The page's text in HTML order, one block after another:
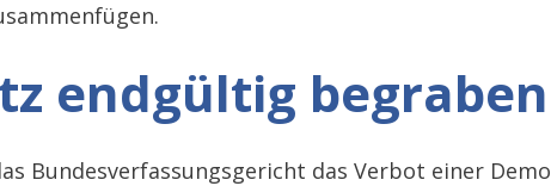
endgültig begraben
Bundesverfassungsgericht das Verbot einer Demo